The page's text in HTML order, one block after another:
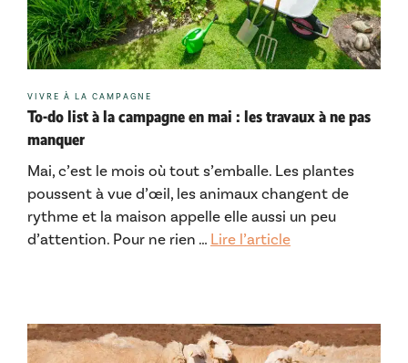
To-do list à la campagne en mai : les travaux à ne pas
manquer
Mai, c’est le mois où tout s’emballe. Les plantes
poussent à vue d’œil, les animaux changent de
rythme et la maison appelle elle aussi un peu
d’attention. Pour ne rien … Lire l’article
Catégories
VIVRE À LA CAMPAGNE